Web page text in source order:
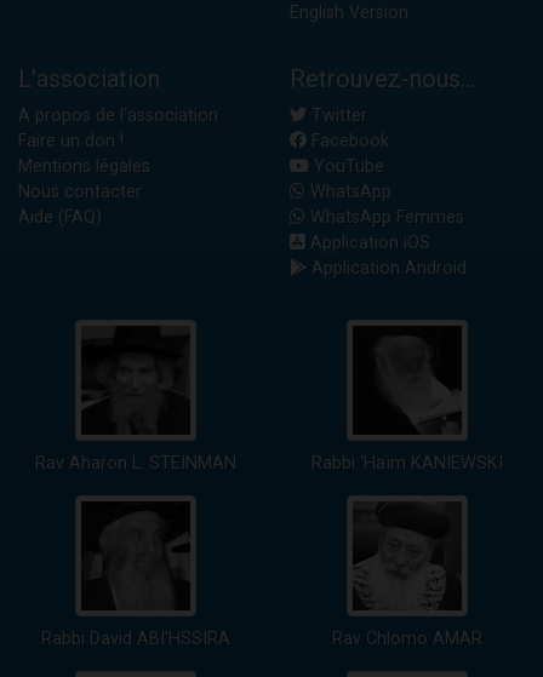
English Version
L'association
A propos de l'association
Faire un don !
Mentions légales
Nous contacter
Aide (FAQ)
Retrouvez-nous...
Twitter
Facebook
YouTube
WhatsApp
WhatsApp Femmes
Application iOS
Application Android
Rav Aharon L. STEINMAN Rabbi 'Haïm KANIEWSKI
Rabbi David ABI'HSSIRA Rav Chlomo AMAR